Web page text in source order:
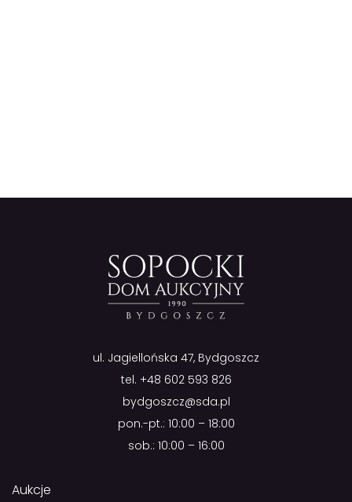
ul. Jagiellońska 47, Bydgoszcz
tel. +48 602 593 826
bydgoszcz@sda.pl
pon.-pt.: 10:00 – 18:00
sob.: 10:00 – 16:00
Aukcje